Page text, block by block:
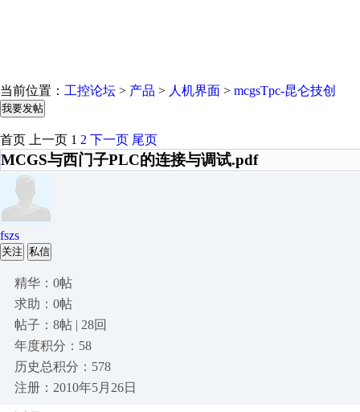
当前位置： 工控论坛 > 产品 > 人机界面 > mcgsTpc-昆仑技创
我要发帖
首页 上一页 1 2 下一页 尾页
MCGS与西门子PLC的连接与调试.pdf
fszs
关注 私信
精华：0帖
求助：0帖
帖子：8帖 | 28回
年度积分：58
历史总积分：578
注册：2010年5月26日